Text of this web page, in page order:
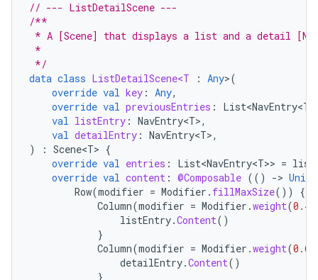
// --- ListDetailScene ---
/**
* A [Scene] that displays a list and a detail
*
*/
data class ListDetailScene<T : Any>(
override val key : Any,
override val previousEntries : List<NavEntry<T>
val listEntry : NavEntry<T>,
val detailEntry : NavEntry<T>,
)
: Scene<T> {
override val entries : List<NavEntry<T>> =
override val content : @Composable (() -> Unit
Row(modifier = Modifier . fillMaxSize())
{
Column(modifier = Modifier .weight(0.4f
listEntry.Content()
}
Column(modifier = Modifier .weight(0.6f
detailEntry.Content()
}